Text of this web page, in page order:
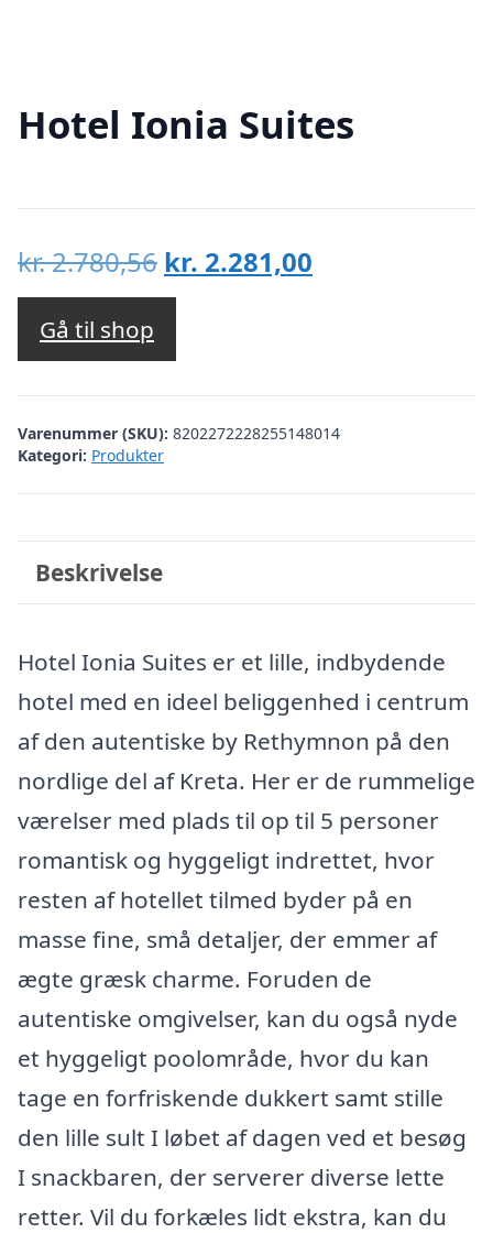
Hotel Ionia Suites
kr.2.780,56 Den
oprindelige
var:
kr. 2.780,56.
kr. 2.281,00
kr. 2.281,00.
Gå til shop
Varenummer (SKU): 8202272228255148014
Kategori: Produkter
Beskrivelse
Hotel Ionia Suites er et lille, indbydende
hotel med en ideel beliggenhed i centrum
af den autentiske by Rethymnon på den
nordlige del af Kreta. Her er de rummelige
værelser med plads til op til 5 personer
romantisk og hyggeligt indrettet, hvor
resten af hotellet tilmed byder på en
masse fine, små detaljer, der emmer af
ægte græsk charme. Foruden de
autentiske omgivelser, kan du også nyde
et hyggeligt poolområde, hvor du kan
tage en forfriskende dukkert samt stille
den lille sult I løbet af dagen ved et besøg
I snackbaren, der serverer diverse lette
retter. Vil du forkæles lidt ekstra, kan du